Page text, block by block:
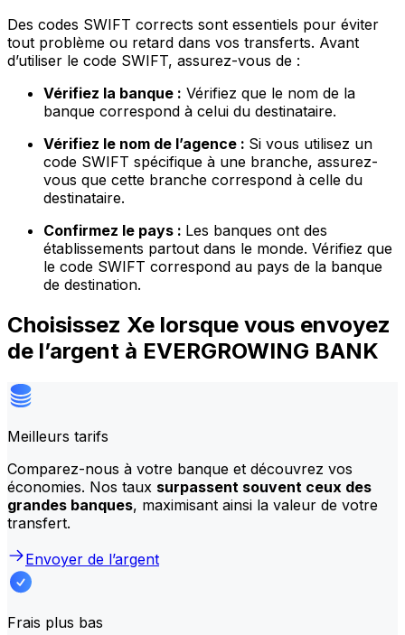
Des codes SWIFT corrects sont essentiels pour éviter
tout problème ou retard dans vos transferts. Avant
d’utiliser le code SWIFT, assurez-vous de :
Vérifiez la banque : Vérifiez que le nom de la
banque correspond à celui du destinataire.
Vérifiez le nom de l’agence : Si vous utilisez un
code SWIFT spécifique à une branche, assurez-
vous que cette branche correspond à celle du
destinataire.
Confirmez le pays : Les banques ont des
établissements partout dans le monde. Vérifiez que
le code SWIFT correspond au pays de la banque
de destination.
Choisissez Xe lorsque vous envoyez
de l’argent à EVERGROWING BANK
Meilleurs tarifs
Comparez-nous à votre banque et découvrez vos
économies. Nos taux surpassent souvent ceux des
grandes banques, maximisant ainsi la valeur de votre
transfert.
Envoyer de l’argent
Frais plus bas